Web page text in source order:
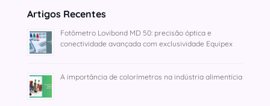
Artigos Recentes
Fotômetro Lovibond MD 50: precisão óptica e
conectividade avançada com exclusividade Equipex
A importância de colorímetros na indústria alimentícia